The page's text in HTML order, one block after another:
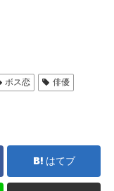
ボス恋
俳優
はてブ